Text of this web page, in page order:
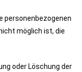
personenbezogenen
möglich ist, die
oder Löschung der